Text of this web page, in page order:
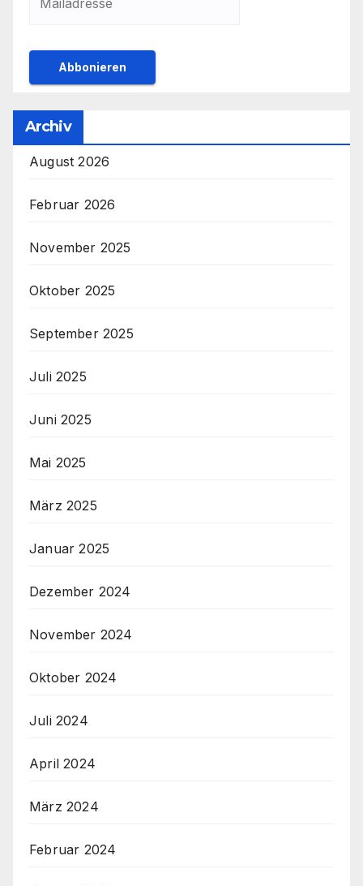
Archiv
August 2026
Februar 2026
November 2025
Oktober 2025
September 2025
Juli 2025
Juni 2025
Mai 2025
März 2025
Januar 2025
Dezember 2024
November 2024
Oktober 2024
Juli 2024
April 2024
März 2024
Februar 2024